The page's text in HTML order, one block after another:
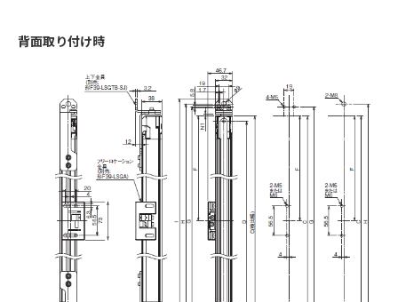
背面取り付け時